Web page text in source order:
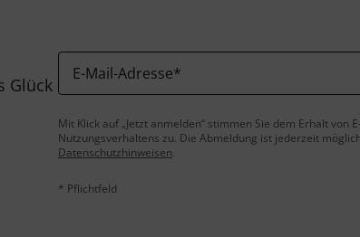
Glück
E-Mail-Adresse*
Mit Klick auf „Jetzt anmelden“ stimmen Sie dem Erhalt von
Nutzungsverhaltens zu. Die Abmeldung ist jederzeit
Datenschutzhinweisen.
* Pflichtfeld